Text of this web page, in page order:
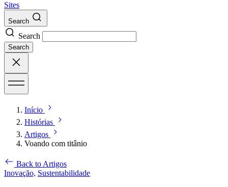
Sites
Search
Search
Search
Início
Histórias
Artigos
Voando com titânio
Back to Artigos
Inovação, Sustentabilidade